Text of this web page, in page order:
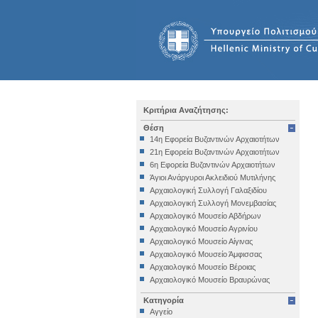
Κριτήρια Αναζήτησης:
Θέση
14η Εφορεία Βυζαντινών Αρχαιοτήτων
21η Εφορεία Βυζαντινών Αρχαιοτήτων
6η Εφορεία Βυζαντινών Αρχαιοτήτων
Άγιοι Ανάργυροι Ακλειδιού Μυτιλήνης
Αρχαιολογική Συλλογή Γαλαξιδίου
Αρχαιολογική Συλλογή Μονεμβασίας
Αρχαιολογικό Μουσείο Αβδήρων
Αρχαιολογικό Μουσείο Αγρινίου
Αρχαιολογικό Μουσείο Αίγινας
Αρχαιολογικό Μουσείο Άμφισσας
Αρχαιολογικό Μουσείο Βέροιας
Αρχαιολογικό Μουσείο Βραυρώνας
Αρχαιολογικό Μουσείο Δελφών
Αρχαιολογικό Μουσείο Ηγουμενίτσας
Κατηγορία
Αγγείο